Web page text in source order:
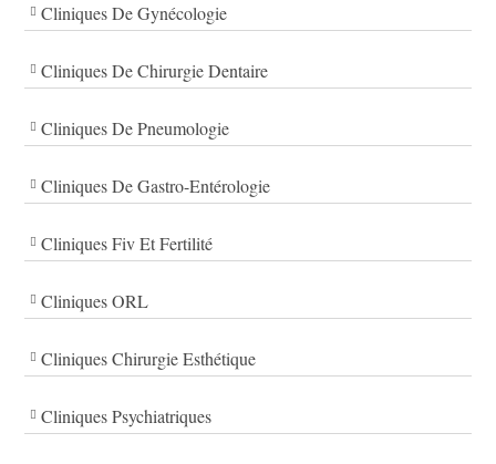
Cliniques De Gynécologie
Cliniques De Chirurgie Dentaire
Cliniques De Pneumologie
Cliniques De Gastro-Entérologie
Cliniques Fiv Et Fertilité
Cliniques ORL
Cliniques Chirurgie Esthétique
Cliniques Psychiatriques